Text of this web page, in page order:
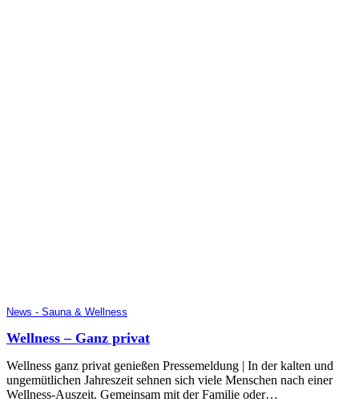
News - Sauna & Wellness
Wellness – Ganz privat
Wellness ganz privat genießen Pressemeldung | In der kalten und
ungemütlichen Jahreszeit sehnen sich viele Menschen nach einer
Wellness-Auszeit. Gemeinsam mit der Familie oder…